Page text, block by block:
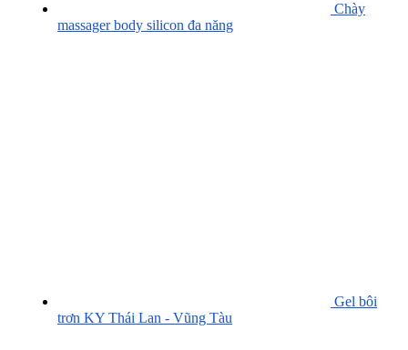
Chày
massager body silicon đa năng
Gel bôi
trơn KY Thái Lan - Vũng Tàu